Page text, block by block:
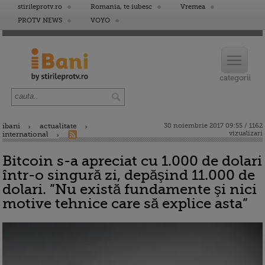
stirileprotv.ro Romania, te iubesc
Vremea
PROTV NEWS
VOYO
ibani
actualitate
international
30 noiembrie 2017 09:55 / 1162
vizualizari
Bitcoin s-a apreciat cu 1.000 de dolari
într-o singură zi, depăşind 11.000 de
dolari. ”Nu există fundamente şi nici
motive tehnice care să explice asta”